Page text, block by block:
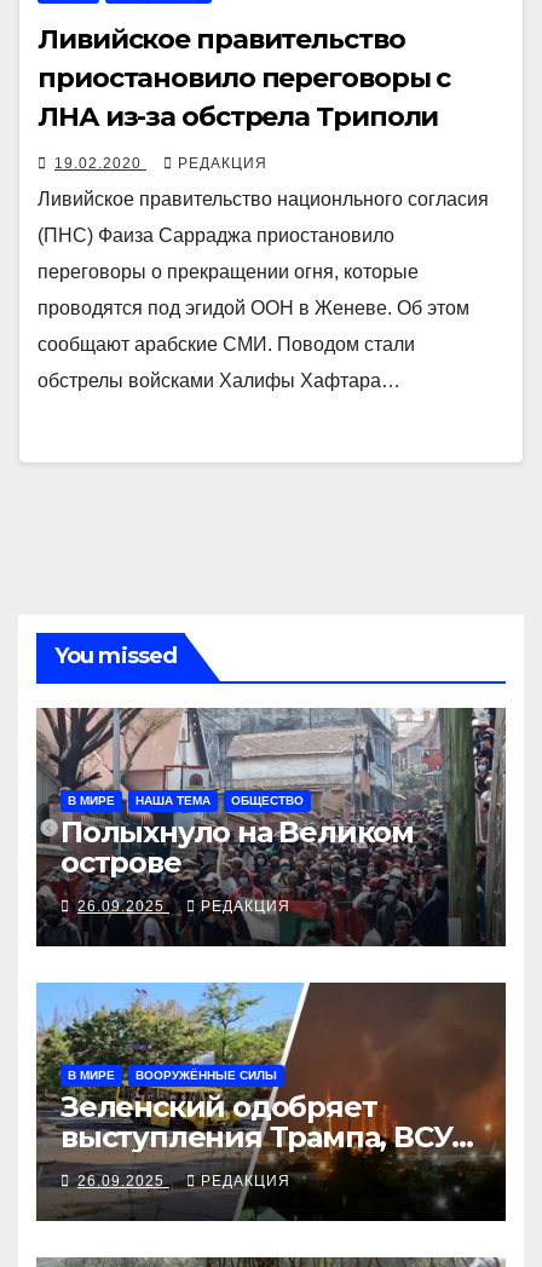
Ливийское правительство
приостановило переговоры с
ЛНА из-за обстрела Триполи
19.02.2020 РЕДАКЦИЯ
Ливийское правительство национльного согласия
(ПНС) Фаиза Сарраджа приостановило
переговоры о прекращении огня, которые
проводятся под эгидой ООН в Женеве. Об этом
сообщают арабские СМИ. Поводом стали
обстрелы войсками Халифы Хафтара…
You missed
В МИРЕ НАША ТЕМА ОБЩЕСТВО
Полыхнуло на Великом
острове
26.09.2025 РЕДАКЦИЯ
В МИРЕ ВООРУЖЁННЫЕ СИЛЫ
Зеленский одобряет
выступления Трампа, ВСУ
закрыли Добропольский
рубеж
26.09.2025 РЕДАКЦИЯ